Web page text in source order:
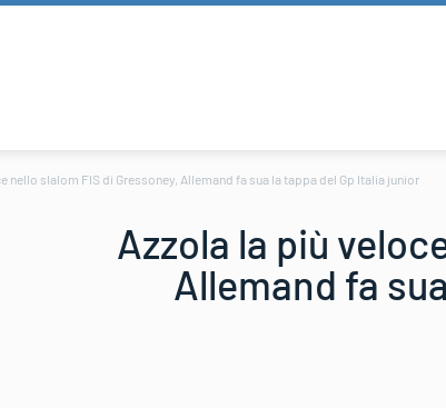
nello slalom FIS di Gressoney, Allemand fa sua la tappa del Gp Italia junior
Azzola la più
Allemand fa